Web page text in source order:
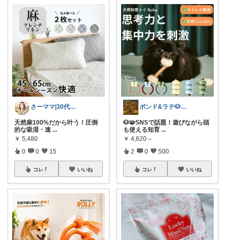
さーママ|30代小2女児ママ🎀
天然麻100%だから叶う！圧倒
的な吸湿・速 ...
￥ 5,480
0 0 15
コレ いいね
ボンド&ラテ🐶経由購入感謝です🙇
🐶🧩SNSで話題！遊びながら頭
も使える知育 ...
￥ 4,620～
2 0 500
コレ いいね